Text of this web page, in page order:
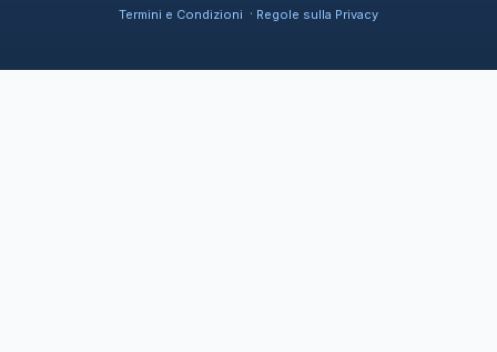
Termini e Condizioni · Regole sulla Privacy